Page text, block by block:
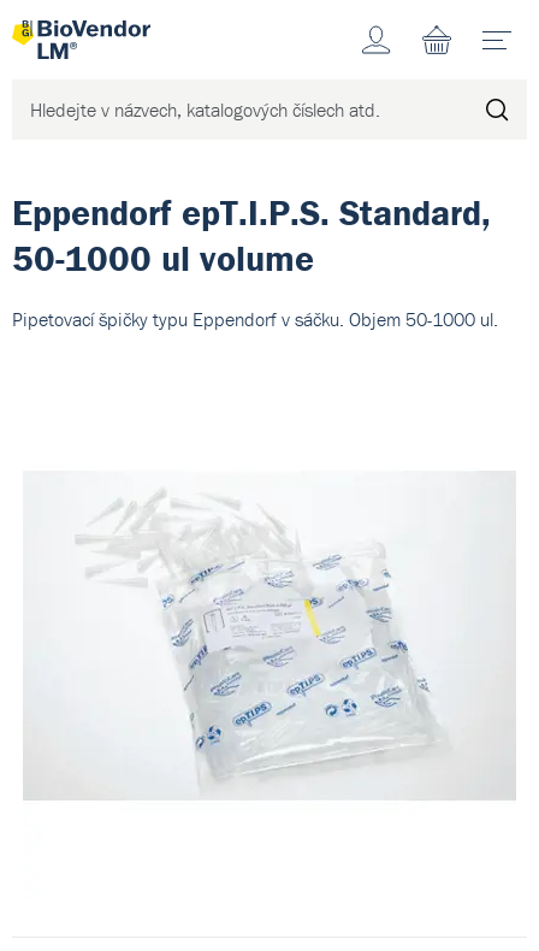
Účet
Eppendorf epT.I.P.S. Standard,
50-1000 ul volume
Pipetovací špičky typu Eppendorf v sáčku. Objem 50-1000 ul.